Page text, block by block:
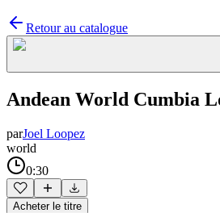
Retour au catalogue
Andean World Cumbia
parJoel Loopez
world
0:30
Acheter le titre